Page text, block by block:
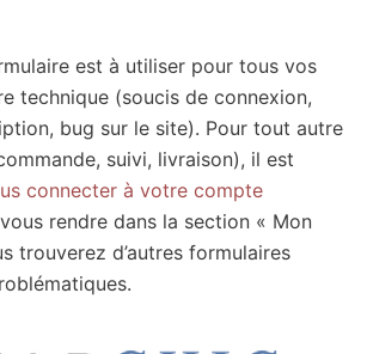
est à utiliser pour tous vos
technique (soucis de connexion,
bug sur le site). Pour tout autre
suivi, livraison), il est
connecter à votre compte
rendre dans la section « Mon
trouverez d’autres formulaires